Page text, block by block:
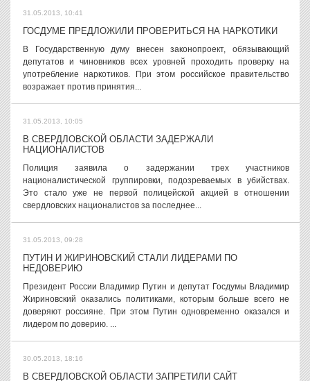
31.05.2013, 10:41
ГОСДУМЕ ПРЕДЛОЖИЛИ ПРОВЕРИТЬСЯ НА НАРКОТИКИ
В Государственную думу внесен законопроект, обязывающий
депутатов и чиновников всех уровней проходить проверку на
употребление наркотиков. При этом российское правительство
возражает против принятия...
31.05.2013, 10:05
В СВЕРДЛОВСКОЙ ОБЛАСТИ ЗАДЕРЖАЛИ
НАЦИОНАЛИСТОВ
Полиция заявила о задержании трех участников
националистической группировки, подозреваемых в убийствах.
Это стало уже не первой полицейской акцией в отношении
свердловских националистов за последнее...
31.05.2013, 09:28
ПУТИН И ЖИРИНОВСКИЙ СТАЛИ ЛИДЕРАМИ ПО
НЕДОВЕРИЮ
Президент России Владимир Путин и депутат Госдумы Владимир
Жириновский оказались политиками, которым больше всего не
доверяют россияне. При этом Путин одновременно оказался и
лидером по доверию. ...
30.05.2013, 18:16
В СВЕРДЛОВСКОЙ ОБЛАСТИ ЗАПРЕТИЛИ САЙТ